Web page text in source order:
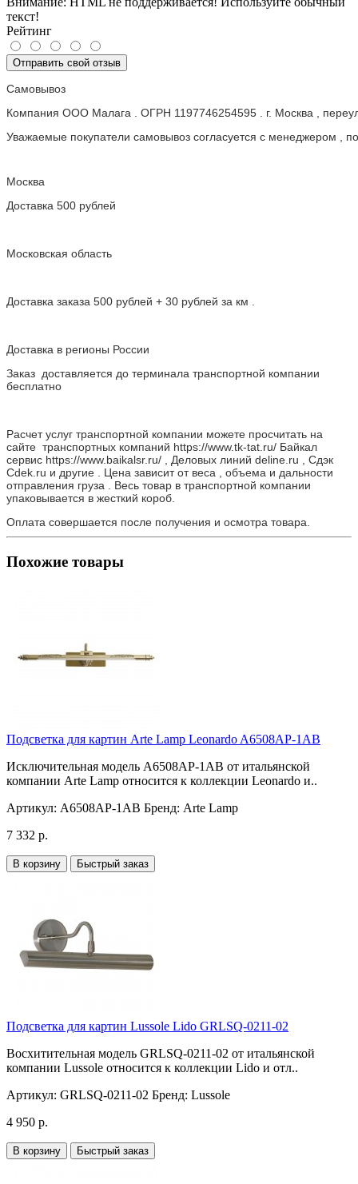
текст!
Рейтинг
Отправить свой отзыв
Самовывоз
Компания ООО Малага . ОГРН 1197746254595 . г. Москва ,
Уважаемые покупатели самовывоз согласуется с менеджером ,
Москва
Доставка 500 рублей
Московская область
Доставка заказа 500 рублей + 30 рублей за км .
Доставка в регионы России
Заказ доставляется до терминала транспортной компании
бесплатно
Расчет услуг транспортной компании можете просчитать на
сайте транспортных компаний https://www.tk-tat.ru/ Байкал
сервис https://www.baikalsr.ru/ , Деловых линий deline.ru , Сдэк
Cdek.ru и другие . Цена зависит от веса , объема и дальности
отправления груза . Весь товар в транспортной компании
упаковывается в жесткий короб.
Оплата совершается после получения и осмотра товара.
Похожие товары
Подсветка для картин Arte Lamp Leonardo A6508AP-1AB
Исключительная модель A6508AP-1AB от итальянской
компании Arte Lamp относится к коллекции Leonardo и..
Артикул: A6508AP-1AB Бренд: Arte Lamp
7 332 р.
В корзину Быстрый заказ
Подсветка для картин Lussole Lido GRLSQ-0211-02
Восхитительная модель GRLSQ-0211-02 от итальянской
компании Lussole относится к коллекции Lido и отл..
Артикул: GRLSQ-0211-02 Бренд: Lussole
4 950 р.
В корзину Быстрый заказ